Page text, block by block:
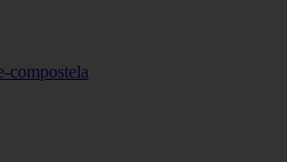
compostela